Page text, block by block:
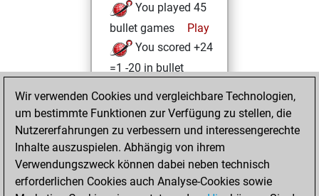
You played 45
bullet games
Play
You scored +24
=1 -20 in bullet
Sonntag, Juli 20,
2025
You totalled 31
tactics positions
Tactics
You
Wir verwenden Cookies und vergleichbare Technologien,
um bestimmte Funktionen zur Verfügung zu stellen, die
Nutzererfahrungen zu verbessern und interessengerechte
Inhalte auszuspielen. Abhängig von ihrem
Verwendungszweck können dabei neben technisch
erforderlichen Cookies auch Analyse-Cookies sowie